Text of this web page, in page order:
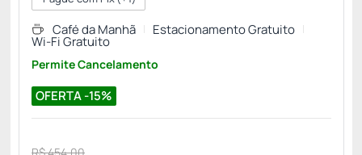
OFERTA -15%
Café da Manhã Estacionamento Gratuito
Wi-Fi Gratuito
Permite Cancelamento